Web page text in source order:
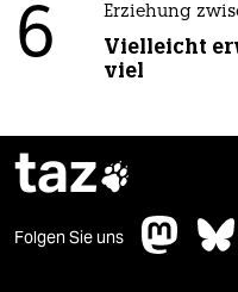
6 Erziehung
Vielleicht
viel
taz
Folgen Sie uns